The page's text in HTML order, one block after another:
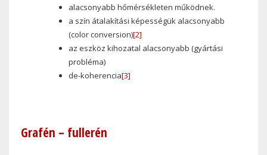
alacsonyabb hőmérsékleten működnek.
a szín átalakítási képességük alacsonyabb
(color conversion)[2]
az eszköz kihozatal alacsonyabb (gyártási
probléma)
de-koherencia[3]
Grafén – fullerén